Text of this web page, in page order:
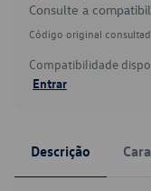
Consulte a
Código original
Compatibilidade
Entrar
Descrição